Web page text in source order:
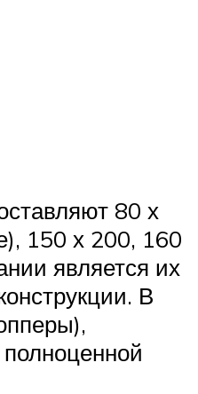
80 х
150 х 200, 160
является их
В